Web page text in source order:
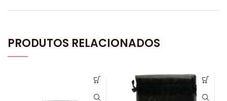
PRODUTOS RELACIONADOS